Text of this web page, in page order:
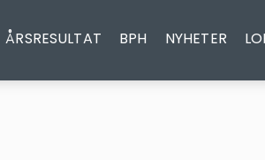
ÅRSRESULTAT BPH NYHETER